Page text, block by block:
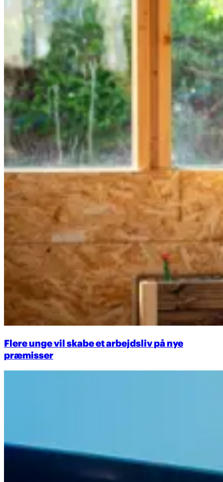
Flere unge vil skabe et arbejdsliv på nye
præmisser